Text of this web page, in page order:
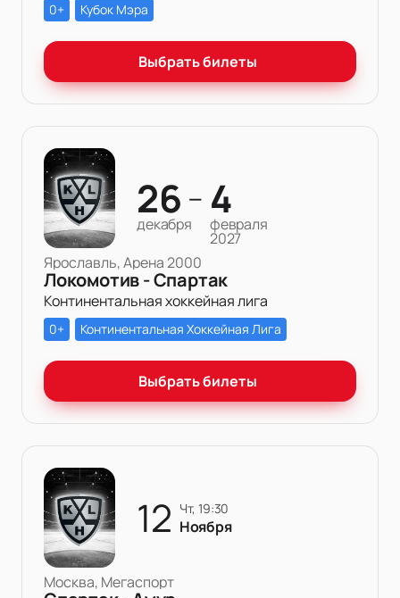
0+ Кубок Мэра
Выбрать билеты
26
декабря
— 4
февраля
2027
Ярославль, Арена 2000
Локомотив - Спартак
Континентальная хоккейная лига
0+ Континентальная Хоккейная Лига
Выбрать билеты
12 чт, 19:30
Ноября
Москва, Мегаспорт